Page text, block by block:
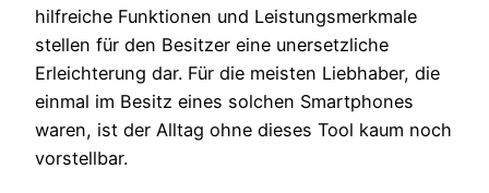
hilfreiche Funktionen und Leistungsmerkmale
stellen für den Besitzer eine unersetzliche
Erleichterung dar. Für die meisten Liebhaber, die
einmal im Besitz eines solchen Smartphones
waren, ist der Alltag ohne dieses Tool kaum noch
vorstellbar.